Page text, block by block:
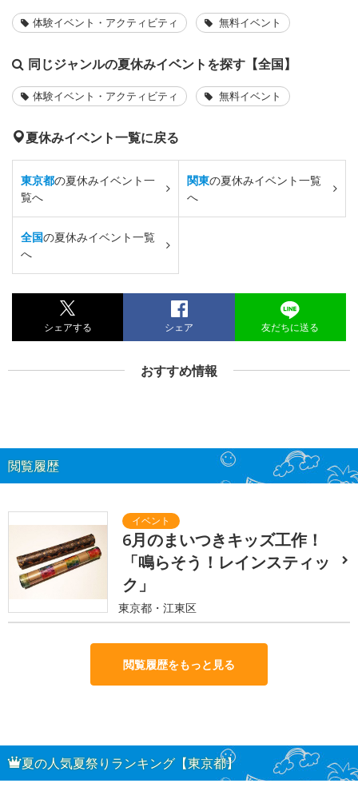
体験イベント・アクティビティ 無料イベント
同じジャンルの夏休みイベントを探す【全国】
体験イベント・アクティビティ 無料イベント
夏休みイベント一覧に戻る
東京都の夏休みイベント一
覧へ
関東の夏休みイベント一覧
へ
全国の夏休みイベント一覧
へ
シェアする シェア 友だちに送る
おすすめ情報
閲覧履歴
6月のまいつきキッズ工作！
「鳴らそう！レインスティッ
ク」
東京都・江東区
閲覧履歴をもっと見る
夏の人気夏祭りランキング【東京都】